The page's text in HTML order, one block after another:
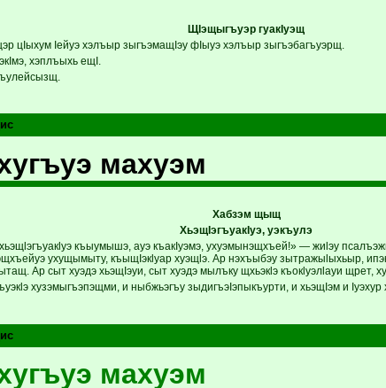
ЩIэщыгъуэр гуакIуэщ
цIыхум Iейуэ хэлъыр зыгъэмащIэу фIыуэ хэлъыр зыгъэбагъуэрщ.
хэплъыхь ещI.
махуэм
Хабзэм щыщ
ХьэщIэгъуакIуэ, уэкъулэ
къыумышэ, ауэ къакIуэмэ, ухуэмынэщхъей!» — жиlэу
ухущымыту, къыщIэкlуар хуэщlэ. Ар нэхъыбэу зытражыlыхьыр,
Ар сыт хуэдэ хьэщIэуи, сыт хуэдэ мылъку щхьэкlэ къокlуэлlауи щрет,
хузэмыгъэпэщми, и ныбжьэгъу зыдигъэIэпыкъурти, и хьэщIэм и Iуэхур
махуэм